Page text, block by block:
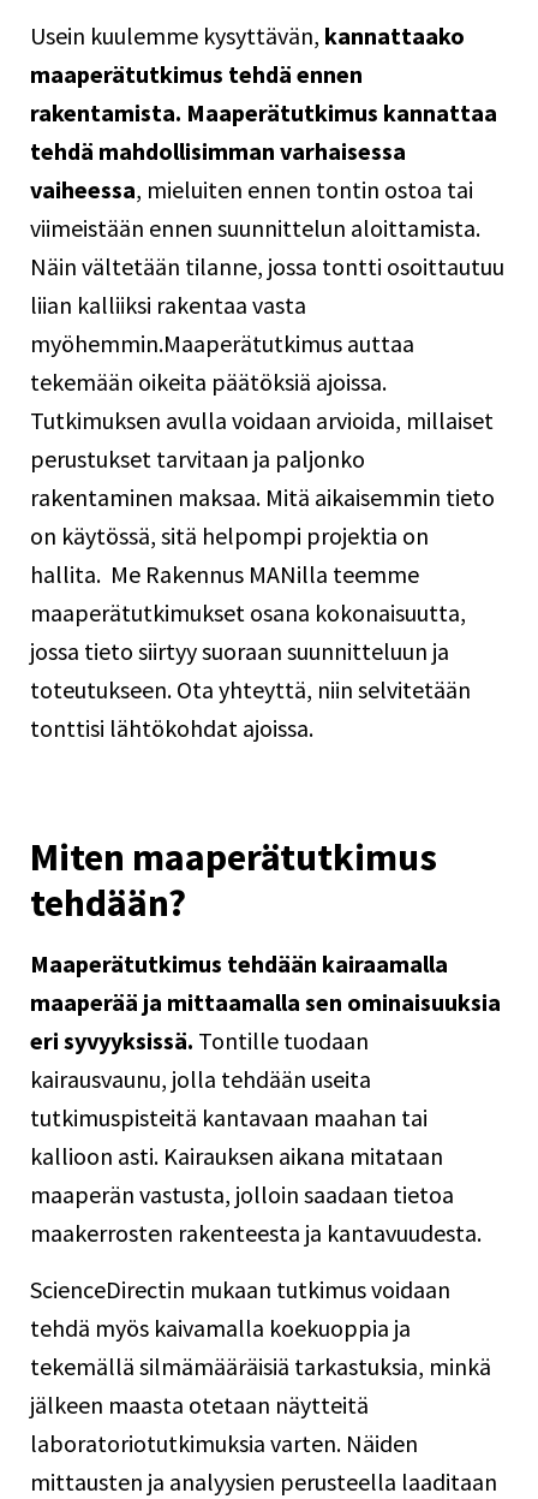
Usein kuulemme kysyttävän, kannattaako
maaperätutkimus tehdä ennen
rakentamista. Maaperätutkimus kannattaa
tehdä mahdollisimman varhaisessa
vaiheessa, mieluiten ennen tontin ostoa tai
viimeistään ennen suunnittelun aloittamista.
Näin vältetään tilanne, jossa tontti osoittautuu
liian kalliiksi rakentaa vasta
myöhemmin.Maaperätutkimus auttaa
tekemään oikeita päätöksiä ajoissa.
Tutkimuksen avulla voidaan arvioida, millaiset
perustukset tarvitaan ja paljonko
rakentaminen maksaa. Mitä aikaisemmin tieto
on käytössä, sitä helpompi projektia on
hallita. Me Rakennus MANilla teemme
maaperätutkimukset osana kokonaisuutta,
jossa tieto siirtyy suoraan suunnitteluun ja
toteutukseen. Ota yhteyttä, niin selvitetään
tonttisi lähtökohdat ajoissa.
Miten maaperätutkimus
tehdään?
Maaperätutkimus tehdään kairaamalla
maaperää ja mittaamalla sen ominaisuuksia
eri syvyyksissä. Tontille tuodaan
kairausvaunu, jolla tehdään useita
tutkimuspisteitä kantavaan maahan tai
kallioon asti. Kairauksen aikana mitataan
maaperän vastusta, jolloin saadaan tietoa
maakerrosten rakenteesta ja kantavuudesta.
ScienceDirectin mukaan tutkimus voidaan
tehdä myös kaivamalla koekuoppia ja
tekemällä silmämääräisiä tarkastuksia, minkä
jälkeen maasta otetaan näytteitä
laboratoriotutkimuksia varten. Näiden
mittausten ja analyysien perusteella laaditaan